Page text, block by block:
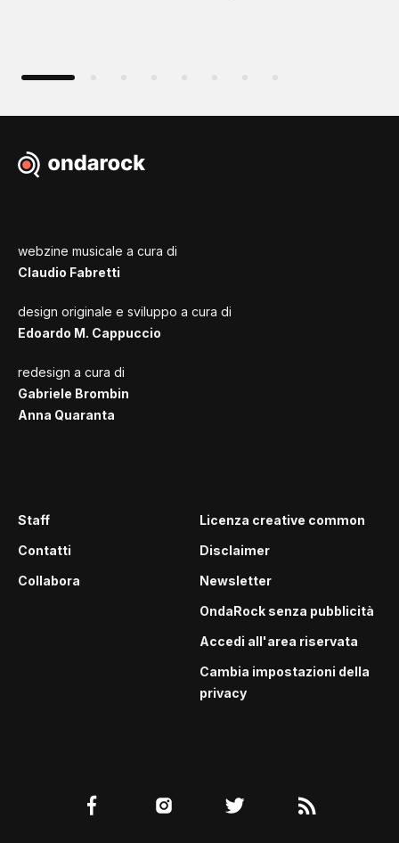
webzine musicale a cura di
Claudio Fabretti
design originale e sviluppo a cura di
Edoardo M. Cappuccio
redesign a cura di
Gabriele Brombin
Anna Quaranta
Staff
Contatti
Collabora
Licenza creative common
Disclaimer
Newsletter
OndaRock senza pubblicità
Accedi all'area riservata
Cambia impostazioni della
privacy